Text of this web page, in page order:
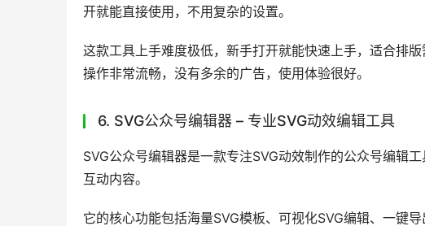
开就能直接使用，不用复杂的设置。
这款工具上手难度极低，新手打开就能快速上手，适合排
操作非常流畅，没有多余的广告，使用体验很好。
6. SVG公众号编辑器 – 专业SVG动效编辑工具
SVG公众号编辑器是一款专注SVG动效制作的公众号编辑
互动内容。
它的核心功能包括海量SVG模板、可视化SVG编辑、一键